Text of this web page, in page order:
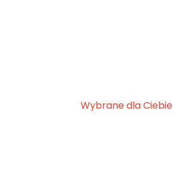
Wybrane dla Ciebie